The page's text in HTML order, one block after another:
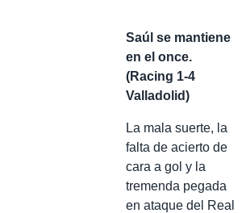
Saúl se mantiene
en el once.
(Racing 1-4
Valladolid)
La mala suerte, la
falta de acierto de
cara a gol y la
tremenda pegada
en ataque del Real